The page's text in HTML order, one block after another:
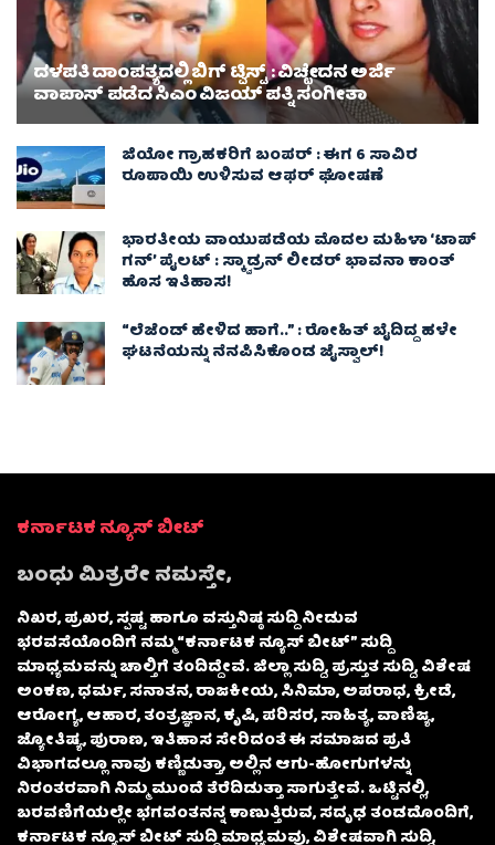
ದಳಪತಿ ದಾಂಪತ್ಯದಲ್ಲಿ ಬಿಗ್ ಟ್ವಿಸ್ಟ್ : ವಿಚ್ಛೇದನ ಅರ್ಜಿ
ವಾಪಾಸ್‌ ಪಡೆದ ಸಿಎಂ ವಿಜಯ್ ಪತ್ನಿ ಸಂಗೀತಾ‌
ಜಿಯೋ ಗ್ರಾಹಕರಿಗೆ ಬಂಪರ್ : ಈಗ 6 ಸಾವಿರ
ರೂಪಾಯಿ ಉಳಿಸುವ ಆಫರ್ ಘೋಷಣೆ
ಭಾರತೀಯ ವಾಯುಪಡೆಯ ಮೊದಲ ಮಹಿಳಾ ‘ಟಾಪ್
ಗನ್’ ಪೈಲಟ್ : ಸ್ಕ್ವಾಡ್ರನ್ ಲೀಡರ್ ಭಾವನಾ ಕಾಂತ್
ಹೊಸ ಇತಿಹಾಸ!
“ಲೆಜೆಂಡ್ ಹೇಳಿದ ಹಾಗೆ..” : ರೋಹಿತ್ ಬೈದಿದ್ದ ಹಳೇ
ಘಟನೆಯನ್ನು ನೆನಪಿಸಿಕೊಂಡ ಜೈಸ್ವಾಲ್!
ಕರ್ನಾಟಕ ನ್ಯೂಸ್ ಬೀಟ್
ಬಂಧು ಮಿತ್ರರೇ ನಮಸ್ತೇ,
ನಿಖರ, ಪ್ರಖರ, ಸ್ಪಷ್ಟ ಹಾಗೂ ವಸ್ತುನಿಷ್ಠ ಸುದ್ದಿ ನೀಡುವ
ಭರವಸೆಯೊಂದಿಗೆ ನಮ್ಮ “ಕರ್ನಾಟಕ ನ್ಯೂಸ್ ಬೀಟ್” ಸುದ್ದಿ
ಮಾಧ್ಯಮವನ್ನು ಚಾಲ್ತಿಗೆ ತಂದಿದ್ದೇವೆ. ಜಿಲ್ಲಾ ಸುದ್ದಿ, ಪ್ರಸ್ತುತ ಸುದ್ದಿ, ವಿಶೇಷ
ಅಂಕಣ, ಧರ್ಮ, ಸನಾತನ, ರಾಜಕೀಯ, ಸಿನಿಮಾ, ಅಪರಾಧ, ಕ್ರೀಡೆ,
ಆರೋಗ್ಯ, ಆಹಾರ, ತಂತ್ರಜ್ಞಾನ, ಕೃಷಿ, ಪರಿಸರ, ಸಾಹಿತ್ಯ, ವಾಣಿಜ್ಯ,
ಜ್ಯೋತಿಷ್ಯ, ಪುರಾಣ, ಇತಿಹಾಸ ಸೇರಿದಂತೆ ಈ ಸಮಾಜದ ಪ್ರತಿ
ವಿಭಾಗದಲ್ಲೂ ನಾವು ಕಣ್ಣಿಡುತ್ತಾ, ಅಲ್ಲಿನ ಆಗು-ಹೋಗುಗಳನ್ನು
ನಿರಂತರವಾಗಿ ನಿಮ್ಮ ಮುಂದೆ ತೆರೆದಿಡುತ್ತಾ ಸಾಗುತ್ತೇವೆ. ಒಟ್ಟಿನಲ್ಲಿ,
ಬರವಣಿಗೆಯಲ್ಲೇ ಭಗವಂತನನ್ನ ಕಾಣುತ್ತಿರುವ, ಸದೃಢ ತಂಡದೊಂದಿಗೆ,
ಕರ್ನಾಟಕ ನ್ಯೂಸ್ ಬೀಟ್ ಸುದ್ದಿ ಮಾಧ್ಯಮವು, ವಿಶೇಷವಾಗಿ ಸುದ್ದಿ,